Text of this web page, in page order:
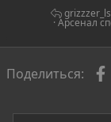
Арсенал
Поделиться: